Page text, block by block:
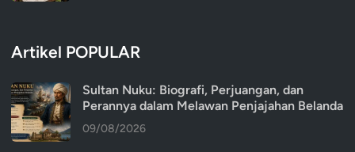
Artikel POPULAR
Sultan Nuku: Biografi, Perjuangan, dan
Perannya dalam Melawan Penjajahan Belanda
09/08/2026